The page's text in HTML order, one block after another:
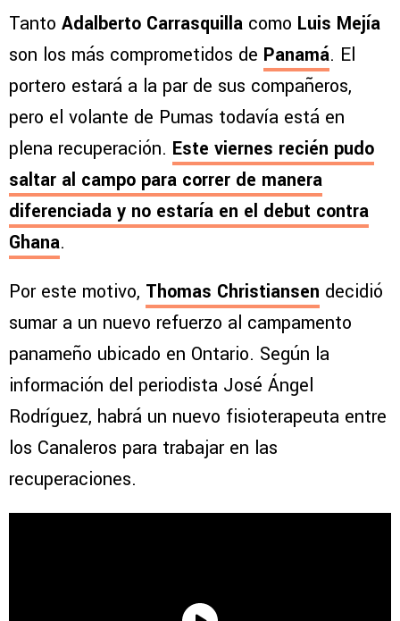
Tanto Adalberto Carrasquilla como Luis Mejía
son los más comprometidos de Panamá. El
portero estará a la par de sus compañeros,
pero el volante de Pumas todavía está en
plena recuperación. Este viernes recién pudo
saltar al campo para correr de manera
diferenciada y no estaría en el debut contra
Ghana.
Por este motivo, Thomas Christiansen decidió
sumar a un nuevo refuerzo al campamento
panameño ubicado en Ontario. Según la
información del periodista José Ángel
Rodríguez, habrá un nuevo fisioterapeuta entre
los Canaleros para trabajar en las
recuperaciones.